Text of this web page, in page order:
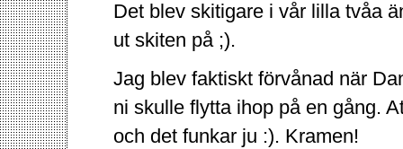
Det blev skitigare i vår lilla tvåa
ut skiten på ;).
Jag blev faktiskt förvånad när
ni skulle flytta ihop på en gång.
och det funkar ju :). Kramen!